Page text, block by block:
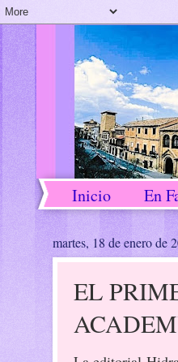
Inicio En
martes, 18 de enero de
EL